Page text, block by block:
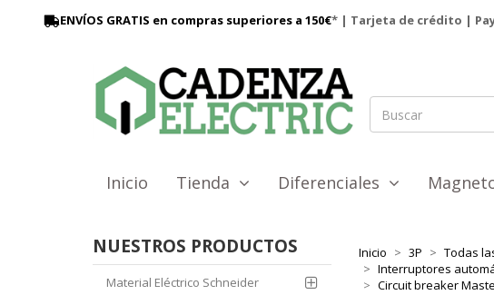
ENVÍOS GRATIS en compras superiores a 150€* | Tarjeta de crédito |
Inicio Tienda Diferenciales
Inicio 3P Todas
Interruptores
Circuit breaker
NUESTROS PRODUCTOS
Material Eléctrico Schneider